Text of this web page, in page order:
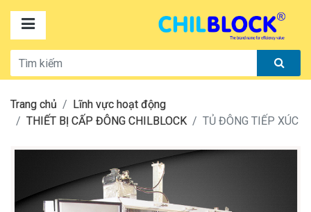
Trang chủ
Lĩnh vực hoạt động
THIẾT BỊ CẤP ĐÔNG CHILBLOCK
TỦ ĐÔNG TIẾP XÚC